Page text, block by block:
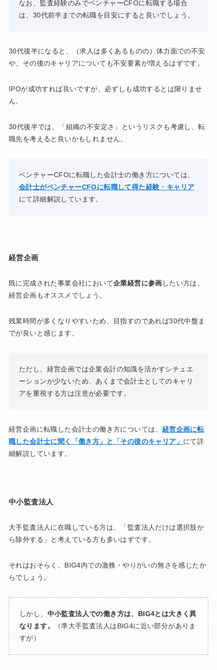
なお、監査経験のみでベンチャーCFOに転職する場合
は、30代前半までの転職を目安にすると良いでしょう。
30代後半になると、（求人は多くあるものの）体力面での不安
や、その後のキャリアについても不安要素が増えるはずです。
IPOが成功すれば良いですが、必ずしも成功するとは限りませ
ん。
30代後半では、「組織の不安定さ」というリスクも考慮し、転
職先を考えると良いかもしれません。
ベンチャーCFOに転職した会計士の働き方については、
会計士がベンチャーCFOに転職して得た経験・キャリア
にて詳細解説しています。
経営企画
既に完成された事業会社において企業経営に参画 したい方は、
経営企画もオススメでしょう。
残業時間が多くなりやすいため、目指すのであれば30代中盤ま
でが良いと感じます。
ただし、経営企画では企業会計の知識を活かすシチュエ
ーションが少ないため、あくまで会計士としてのキャリ
アを重視する方は注意が必要です。
経営企画に転職した会計士の働き方については、 経営企画に転
職した会計士に聞く「働き方」と「その後のキャリア」 にて詳
細解説しています。
中小監査法人
大手監査法人に在職している方は、「監査法人だけは選択肢か
ら除外する」と考えている方も多いはずです。
それはおそらく、BIG4内での激務・やりがいの無さを感じたか
らでしょう。
しかし、 中小監査法人での働き方は、BIG4とは大きく異
なります。
（準大手監査法人はBIG4に近い部分がありま
すが）